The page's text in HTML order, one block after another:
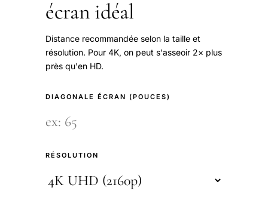
écran idéal
Distance recommandée selon la taille et
résolution. Pour 4K, on peut s'asseoir 2× plus
près qu'en HD.
DIAGONALE ÉCRAN (POUCES)
RÉSOLUTION